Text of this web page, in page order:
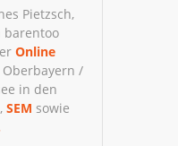
Pietzsch,
barentoo
Online
/
in den
, SEM sowie